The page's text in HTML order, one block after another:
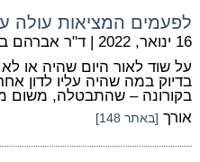
לפעמים המציאות עולה
16 ינואר, 2022 | ד"ר אברהם
על שוד לאור היום שהיה או
בדיוק במה שהיה עליו לדון
בקורונה – שהתבטלה, משום
אורך [באתר 148]